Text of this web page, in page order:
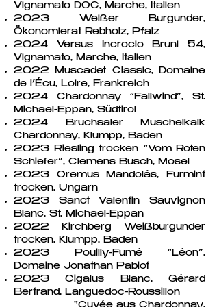
Vignamato DOC, Marche, Italien
2023 Weißer Burgunder,
Ökonomierat Rebholz, Pfalz
2024 Versus Incrocio Bruni 54,
Vignamato, Marche, Italien
2022 Muscadet Classic, Domaine
de l’Écu, Loire, Frankreich
2024 Chardonnay “Fallwind”, St.
Michael-Eppan, Südtirol
2024 Bruchsaler Muschelkalk
Chardonnay, Klumpp, Baden
2023 Riesling trocken “Vom Roten
Schiefer”, Clemens Busch, Mosel
2023 Oremus Mandolás, Furmint
trocken, Ungarn
2023 Sanct Valentin Sauvignon
Blanc, St. Michael-Eppan
2022 Kirchberg Weißburgunder
trocken, Klumpp, Baden
2023 Pouilly-Fumé “Léon”,
Domaine Jonathan Pabiot
2023 Cigalus Blanc, Gérard
Bertrand, Languedoc-Roussillon